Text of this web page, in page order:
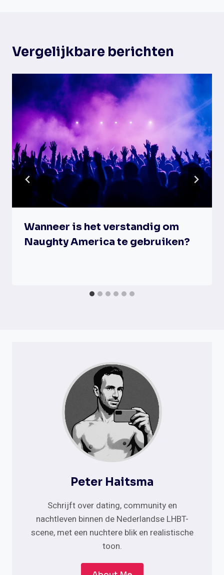
Vergelijkbare berichten
Wanneer is het verstandig om
Naughty America te gebruiken?
Peter Haitsma
Schrijft over dating, community en
nachtleven binnen de Nederlandse LHBT-
scene, met een nuchtere blik en realistische
toon.